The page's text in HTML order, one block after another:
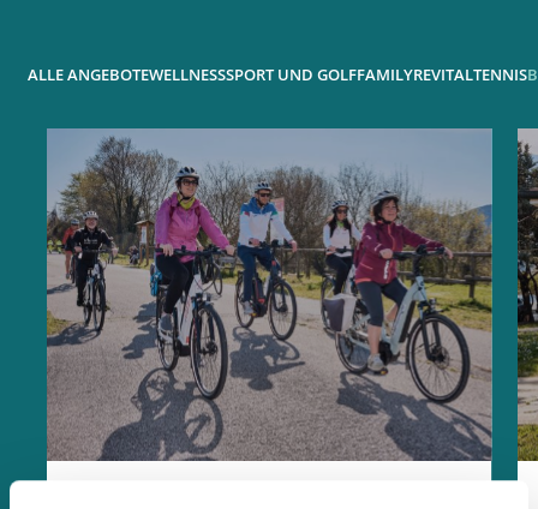
ALLE ANGEBOTEWELLNESSSPORT UND GOLFFAMILYREVITALTENNIS